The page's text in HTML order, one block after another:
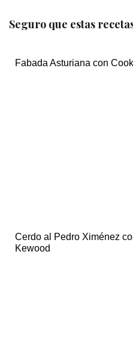
Seguro que estas
Fabada Asturiana con
Cerdo al Pedro Ximénez
Kewood